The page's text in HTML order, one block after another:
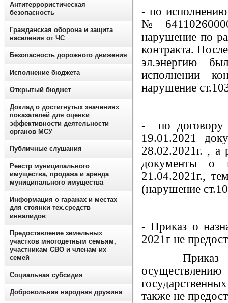
- по исполнению
№
нарушение по
контракта.
эл.энергию
исполнении
нарушение
- по договору
19.01.2021
28.02.2021г. , а
документы о
21.04.2021г.,
(нарушение
- Приказ о
2021г не
Приказ о
также не
Антитеррористическая
безопасность
Гражданская оборона и защита
населения от ЧС
Безопасность дорожного движения
Исполнение бюджета
Открытый бюджет
Доклад о достигнутых значениях
показателей для оценки
эффективности деятельности
органов МСУ
Публичные слушания
Реестр муниципального
имущества, продажа и аренда
муниципального имущества
Информация о гаражах и местах
для стоянки тех.средств
инвалидов
Предоставление земельных
участков многодетным семьям,
участникам СВО и членам их
семей
Социальная субсидия
Добровольная народная дружина